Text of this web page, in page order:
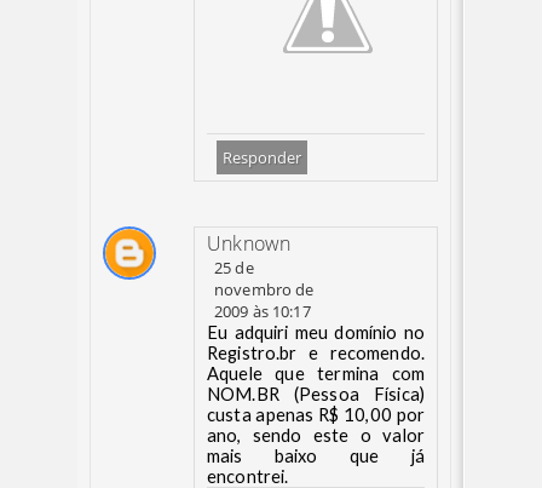
Responder
Unknown
25 de
novembro de
2009 às 10:17
Eu adquiri meu domínio no
Registro.br e recomendo.
Aquele que termina com
NOM.BR (Pessoa Física)
custa apenas R$ 10,00 por
ano, sendo este o valor
mais baixo que já
encontrei.